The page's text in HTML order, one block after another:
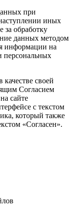
при
иных
за обработку
данных методом
информации на
персональных
качестве своей
Согласием
сайте
с текстом
который также
«Согласен».